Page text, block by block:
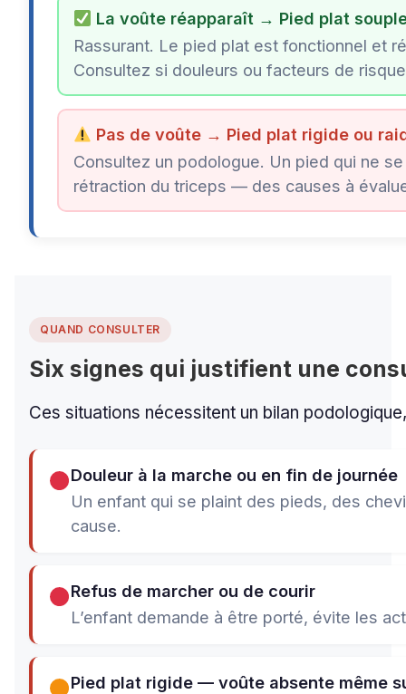
La voûte réapparaît → Pied plat
Rassurant. Le pied plat est fonctionnel et
Consultez si douleurs ou facteurs de
Pas de voûte → Pied plat rigide ou
Consultez un podologue. Un pied qui ne
rétraction du triceps — des causes à
QUAND CONSULTER
Six signes qui justifient une
Ces situations nécessitent un bilan
Douleur à la marche ou en fin de journée
Un enfant qui se plaint des pieds, des
cause.
Refus de marcher ou de courir
L’enfant demande à être porté, évite les
Pied plat rigide — voûte absente même